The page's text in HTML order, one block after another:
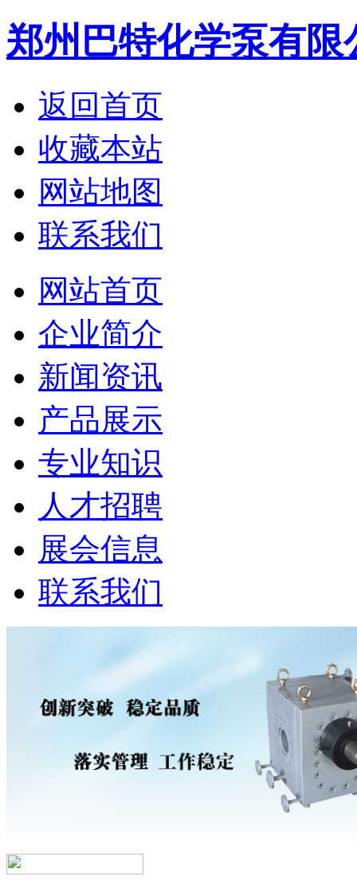
郑州巴特化学泵有限
返回首页
收藏本站
网站地图
联系我们
网站首页
企业简介
新闻资讯
产品展示
专业知识
人才招聘
展会信息
联系我们